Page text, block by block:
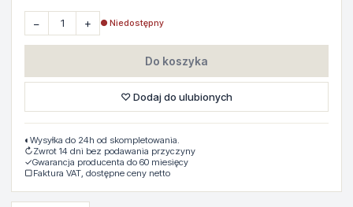
− + ● Niedostępny
Do koszyka
♡ Dodaj do ulubionych
◐ Wysyłka do 24h od skompletowania.
↻Zwrot 14 dni bez podawania przyczyny
✓Gwarancja producenta do 60 miesięcy
▢Faktura VAT, dostępne ceny netto